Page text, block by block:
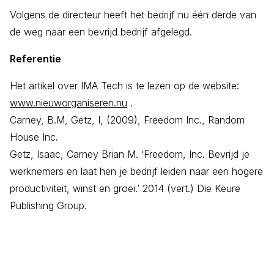
Volgens de directeur heeft het bedrijf nu één derde van
de weg naar een bevrijd bedrijf afgelegd.
Referentie
Het artikel over IMA Tech is te lezen op de website:
www.nieuworganiseren.nu .
Carney, B.M, Getz, I, (2009), Freedom Inc., Random
House Inc.
Getz, Isaac, Carney Brian M. ‘Freedom, Inc. Bevrijd je
werknemers en laat hen je bedrijf leiden naar een hogere
productiviteit, winst en groei.’ 2014 (vert.) Die Keure
Publishing Group.